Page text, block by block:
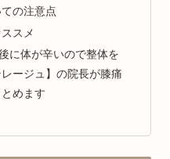
の注意点
スメ
に体が辛いので整体を
ージュ】の院長が膝痛
めます